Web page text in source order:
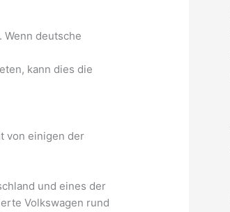
deutsche
kann dies die
von einigen der
und eines der
Volkswagen rund